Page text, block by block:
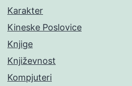
Karakter
Kineske Poslovice
Knjige
Književnost
Kompjuteri